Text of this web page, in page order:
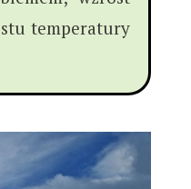
temperatury